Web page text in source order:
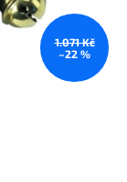
1.071 Kč
–22 %